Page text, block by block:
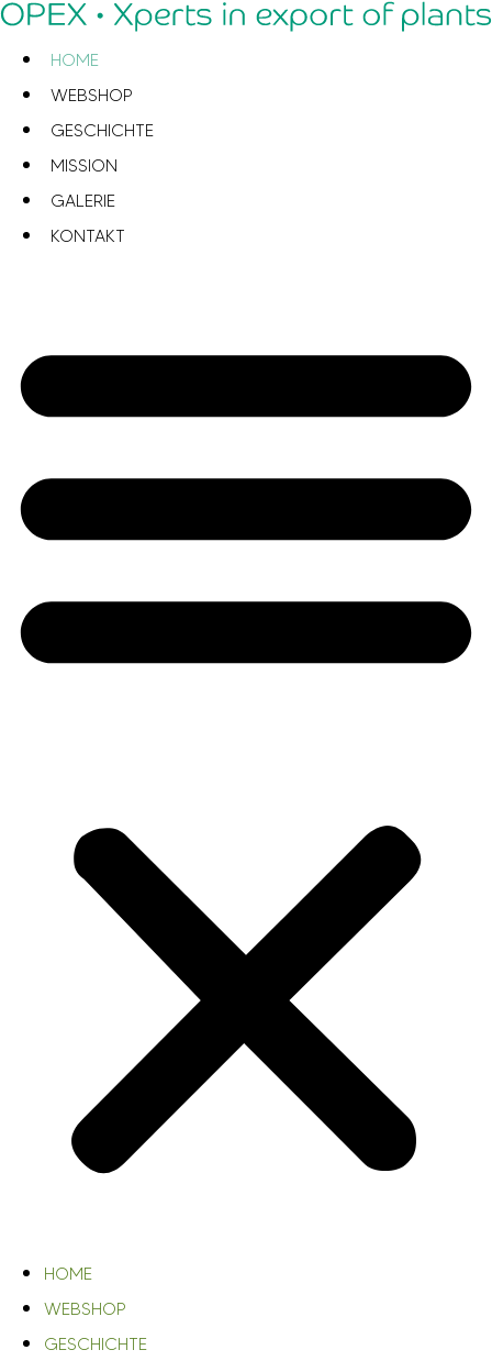
Zum
Inhalt
springen
HOME
WEBSHOP
GESCHICHTE
MISSION
GALERIE
KONTAKT
HOME
WEBSHOP
GESCHICHTE